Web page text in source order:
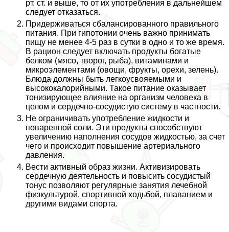
рт. ст. и выше, то от их употрeбления в дальнейшем
следует отказаться.
Придерживаться сбалансированного правильного
питания. При гипотонии очень важно принимать
пищу не менее 4-5 раз в сутки в одно и то же время.
В рацион следует включать продукты богатые
белком (мясо, творог, рыба), витаминами и
микроэлементами (овощи, фрукты, орехи, зелень).
Блюда должны быть легкоусвояемыми и
высококалорийными. Такое питание оказывает
тонизирующее влияние на организм человека в
целом и сердечно-сосудистую систему в частности.
Не ограничивать употрeбление жидкости и
поваренной соли. Эти продукты способствуют
увеличению наполнения сосудов жидкостью, за счет
чего и происходит повышение артериального
давления.
Вести активный образ жизни. Активизировать
сердечную деятельность и повысить сосудистый
тонус позволяют регулярные занятия лечебной
физкультурой, спортивной ходьбой, плаванием и
другими видами спорта.